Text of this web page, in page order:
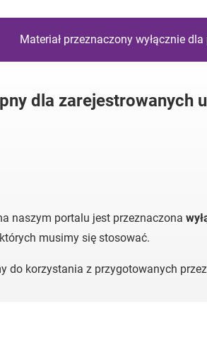
Materiał przeznaczony wyłącznie
dla zarejestrowanych
naszym portalu jest przeznaczona
musimy się stosować.
do korzystania z przygotowanych